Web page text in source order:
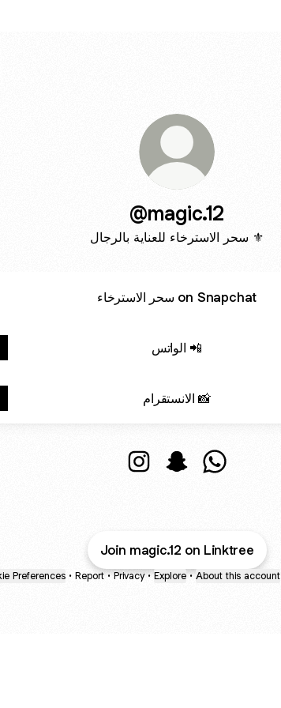
@magic.12
سحر الاسترخاء للعناية بالرجال ⚜️
سحر الاسترخاء on Snapchat
الواتس 📲
الانستقرام 📸
Join magic.12 on Linktree
Preferences • Report • Privacy • Explore • About this account